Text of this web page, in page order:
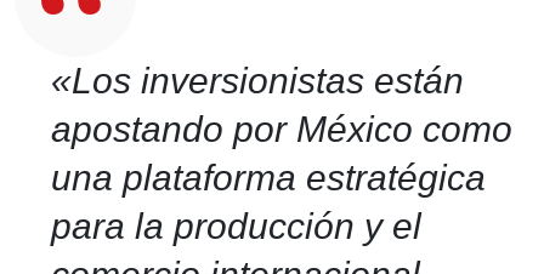
«Los inversionistas están
apostando por México como
una plataforma estratégica
para la producción y el